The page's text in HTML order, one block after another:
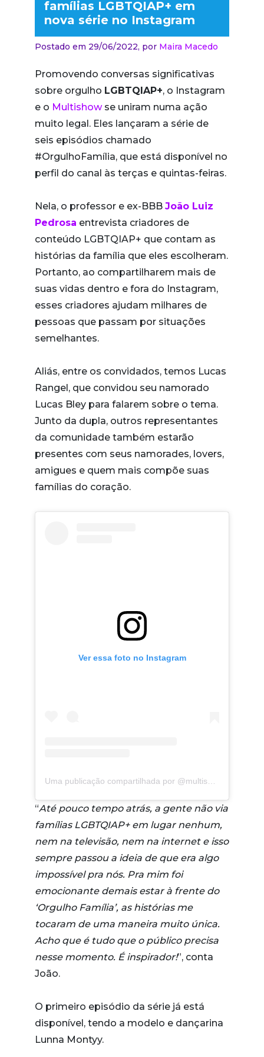
famílias LGBTQIAP+ em
nova série no Instagram
Postado em 29/06/2022, por Maira Macedo
Promovendo conversas significativas
sobre orgulho LGBTQIAP+, o Instagram
e o Multishow se uniram numa ação
muito legal. Eles lançaram a série de
seis episódios chamado
#OrgulhoFamília, que está disponível no
perfil do canal às terças e quintas-feiras.
Nela, o professor e ex-BBB João Luiz
Pedrosa entrevista criadores de
conteúdo LGBTQIAP+ que contam as
histórias da família que eles escolheram.
Portanto, ao compartilharem mais de
suas vidas dentro e fora do Instagram,
esses criadores ajudam milhares de
pessoas que passam por situações
semelhantes.
Aliás, entre os convidados, temos Lucas
Rangel, que convidou seu namorado
Lucas Bley para falarem sobre o tema.
Junto da dupla, outros representantes
da comunidade também estarão
presentes com seus namorades, lovers,
amigues e quem mais compõe suas
famílias do coração.
Ver essa foto no Instagram
“Até pouco tempo atrás, a gente não via
famílias LGBTQIAP+ em lugar nenhum,
nem na televisão, nem na internet e isso
sempre passou a ideia de que era algo
impossível pra nós. Pra mim foi
emocionante demais estar à frente do
‘Orgulho Família’, as histórias me
tocaram de uma maneira muito única.
Acho que é tudo que o público precisa
nesse momento. É inspirador!”, conta
João.
O primeiro episódio da série já está
disponível, tendo a modelo e dançarina
Lunna Montyy.